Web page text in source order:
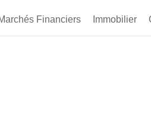
Financiers Immobilier